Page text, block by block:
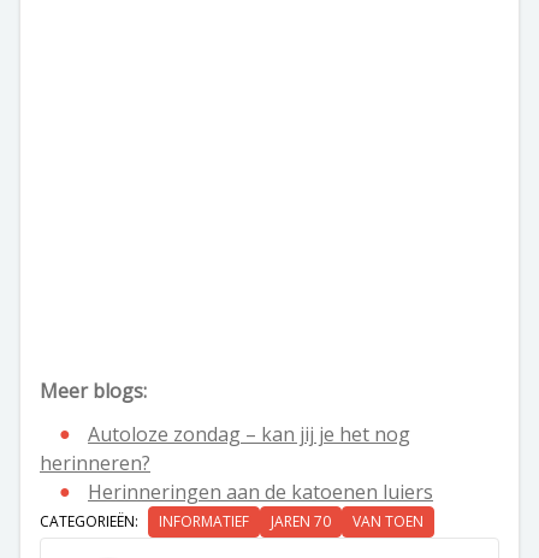
Meer blogs:
Autoloze zondag – kan jij je het nog
herinneren?
Herinneringen aan de katoenen luiers
CATEGORIEËN: INFORMATIEF JAREN 70 VAN TOEN